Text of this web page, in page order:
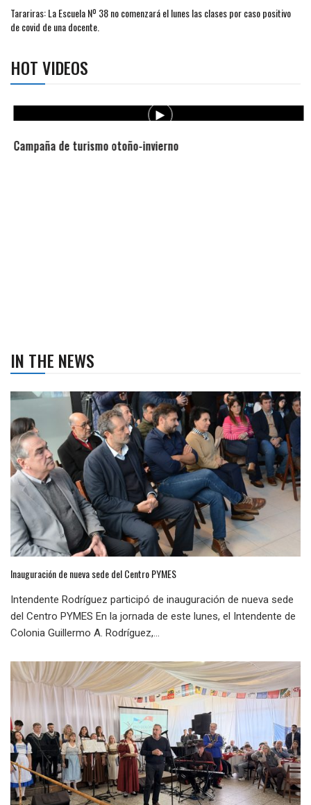
Tarariras: La Escuela Nº 38 no comenzará el lunes las clases por caso positivo
de covid de una docente.
HOT VIDEOS
Campaña de turismo otoño-invierno
IN THE NEWS
Inauguración de nueva sede del Centro PYMES
Intendente Rodríguez participó de inauguración de nueva sede
del Centro PYMES En la jornada de este lunes, el Intendente de
Colonia Guillermo A. Rodríguez,...